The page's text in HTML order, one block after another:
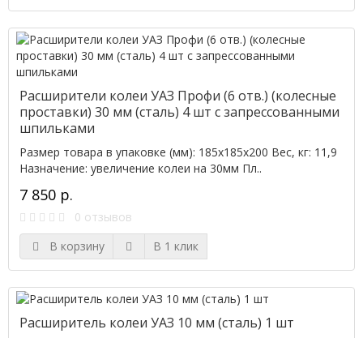
Расширители колеи УАЗ Профи (6 отв.) (колесные
проставки) 30 мм (сталь) 4 шт с запрессованными
шпильками
Размер товара в упаковке (мм): 185х185х200 Вес, кг: 11,9
Назначение: увеличение колеи на 30мм Пл..
7 850 р.
0 отзывов
В корзину
В 1 клик
Расширитель колеи УАЗ 10 мм (сталь) 1 шт